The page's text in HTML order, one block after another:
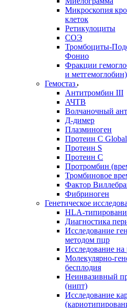
Микроскопия
клеток
Ретикулоциты
СОЭ
Тромбоциты-
Фонио
Фракции
и метгемоглобин)
Гемостаз
Антитромбин III
АЧТВ
Волчаночный
Д-димер
Плазминоген
Протеин C Global
Протеин S
Протеин С
Протромбин
Тромбиновое
Фактор
Фибриноген
Генетическое
HLA-
Диагностика
Исследование
методом пцр
Исследование на
Молекулярно-
бесплодия
Неинвазивный
(нипт)
Исследование